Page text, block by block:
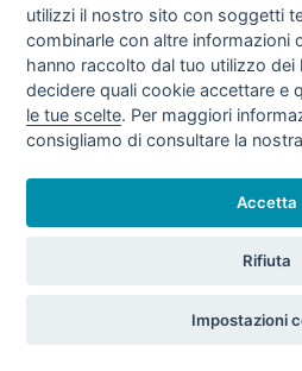
TARIFFE VENDITE GAS
utilizzi il nostro sito con soggetti
combinarle con altre informazioni
hanno raccolto dal tuo utilizzo dei
decidere quali cookie accettare e
le tue scelte. Per maggiori
consigliamo di consultare la nostra
Accetta
Rifiuta
Impostazioni